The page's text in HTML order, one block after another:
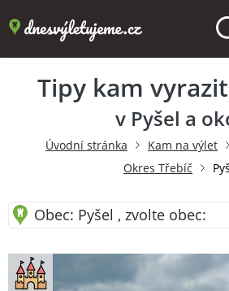
Tipy kam
v Pyšel a
Úvodní stránka Kam na výlet
Okres Třebíč
Obec: Pyšel , zvolte obec: